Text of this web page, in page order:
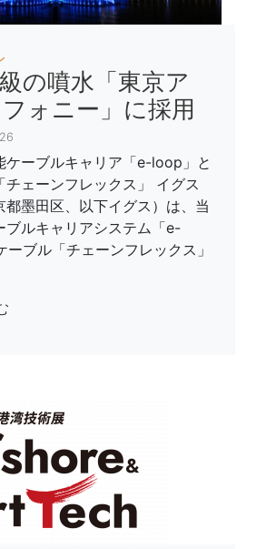
の噴水「東京ア
ォニー」に採用
ケーブルキャリア「e-loop」と
チェーンフレックス」 イグス
都墨田区、以下イグス）は、当
ブルキャリアシステム「e-
ブル「チェーンフレックス」